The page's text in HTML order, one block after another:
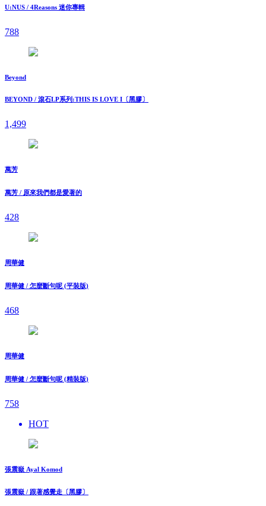
U:NUS / 4Reasons 迷你專輯
788
Beyond
BEYOND / 滾石LP系列:THIS IS LOVE I〔黑膠〕
1,499
萬芳
萬芳 / 原來我們都是愛著的
428
周華健
周華健 / 怎麼斷句呢 (平裝版)
468
周華健
周華健 / 怎麼斷句呢 (精裝版)
758
HOT
張震嶽 Ayal Komod
張震嶽 / 跟著感覺走〔黑膠〕